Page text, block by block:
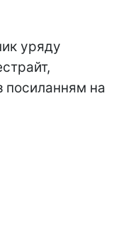
уряду
посиланням на